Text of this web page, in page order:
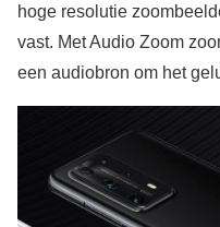
hoge resolutie
vast. Met Audio Zoom
een audiobron om het